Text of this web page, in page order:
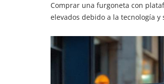
Comprar una furgoneta con
elevados debido a la tecnología